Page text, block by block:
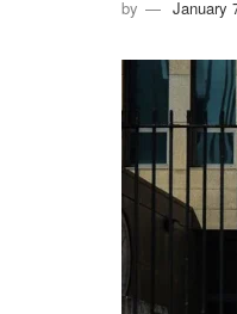
by January